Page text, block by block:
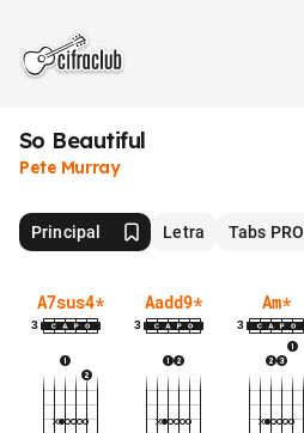
So Beautiful
Pete Murray
Principal Letra Tabs PRO
A7sus4*
3
Aadd9*
3
Am*
3